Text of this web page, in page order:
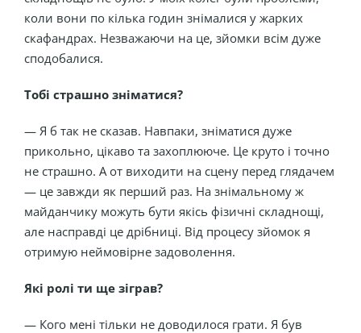
коли вони по кілька годин знімалися у жарких
скафандрах. Незважаючи на це, зйомки всім дуже
сподобалися.
Тобі страшно зніматися?
— Я б так не сказав. Навпаки, зніматися дуже
прикольно, цікаво та захоплююче. Це круто і точно
не страшно. А от виходити на сцену перед глядачем
— це завжди як перший раз. На знімальному ж
майданчику можуть бути якісь фізичні складнощі,
але насправді це дрібниці. Від процесу зйомок я
отримую неймовірне задоволення.
Які ролі ти ще зіграв?
— Кого мені тільки не доводилося грати. Я був